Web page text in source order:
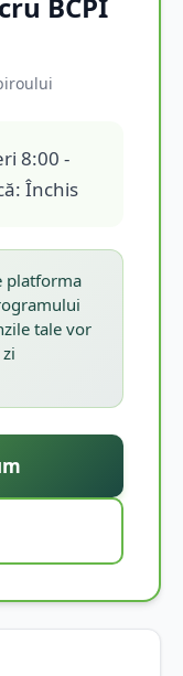
8:00 -
Închis
platforma
tale vor